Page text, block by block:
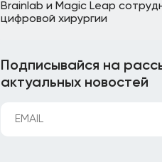
Brainlab и Magic Leap
цифровой хирургии
Подписывайся на
актуальных новостей